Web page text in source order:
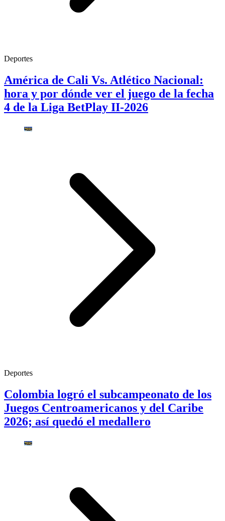
Deportes
América de Cali Vs. Atlético Nacional:
hora y por dónde ver el juego de la fecha
4 de la Liga BetPlay II-2026
Deportes
Colombia logró el subcampeonato de los
Juegos Centroamericanos y del Caribe
2026; así quedó el medallero